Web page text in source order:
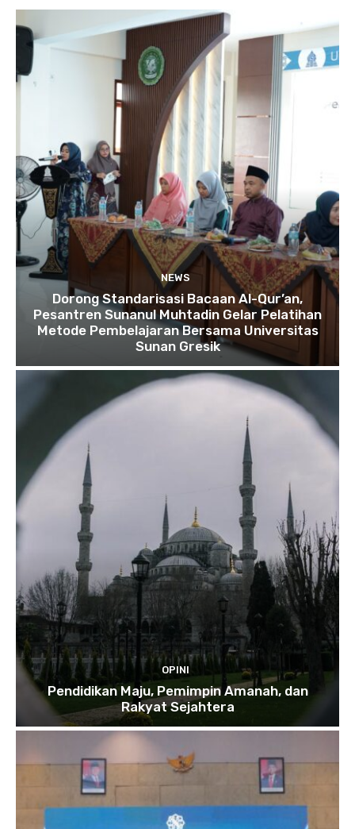
NEWS
Dorong Standarisasi Bacaan Al-Qur’an,
Pesantren Sunanul Muhtadin Gelar Pelatihan
Metode Pembelajaran Bersama Universitas
Sunan Gresik
OPINI
Pendidikan Maju, Pemimpin Amanah, dan
Rakyat Sejahtera